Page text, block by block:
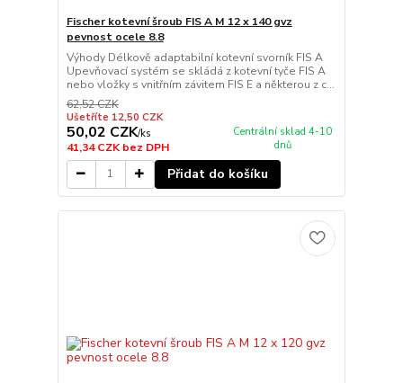
Fischer kotevní šroub FIS A M 12 x 140 gvz
pevnost ocele 8.8
Výhody Délkově adaptabilní kotevní svorník FIS A
Upevňovací systém se skládá z kotevní tyče FIS A
nebo vložky s vnitřním závitem FIS E a některou z c...
62,52 CZK
Ušetříte 12,50 CZK
50,02 CZK/ks
41,34 CZKbez DPH
Centrální sklad 4-10
dnů
Přidat do košíku